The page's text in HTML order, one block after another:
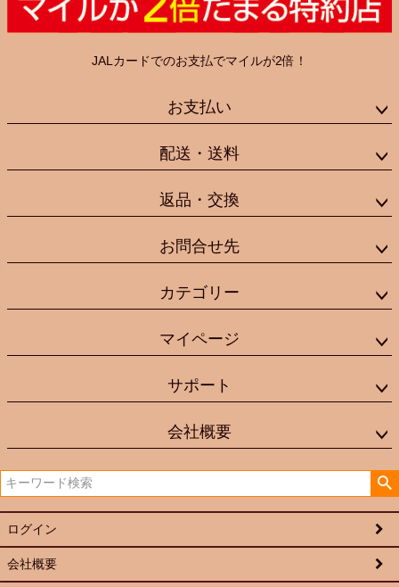
JALカードでのお支払でマイルが2倍！
お支払い
配送・送料
返品・交換
お問合せ先
カテゴリー
マイページ
サポート
会社概要
ログイン
会社概要